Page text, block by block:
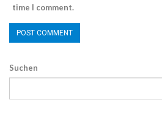
time I comment.
Suchen